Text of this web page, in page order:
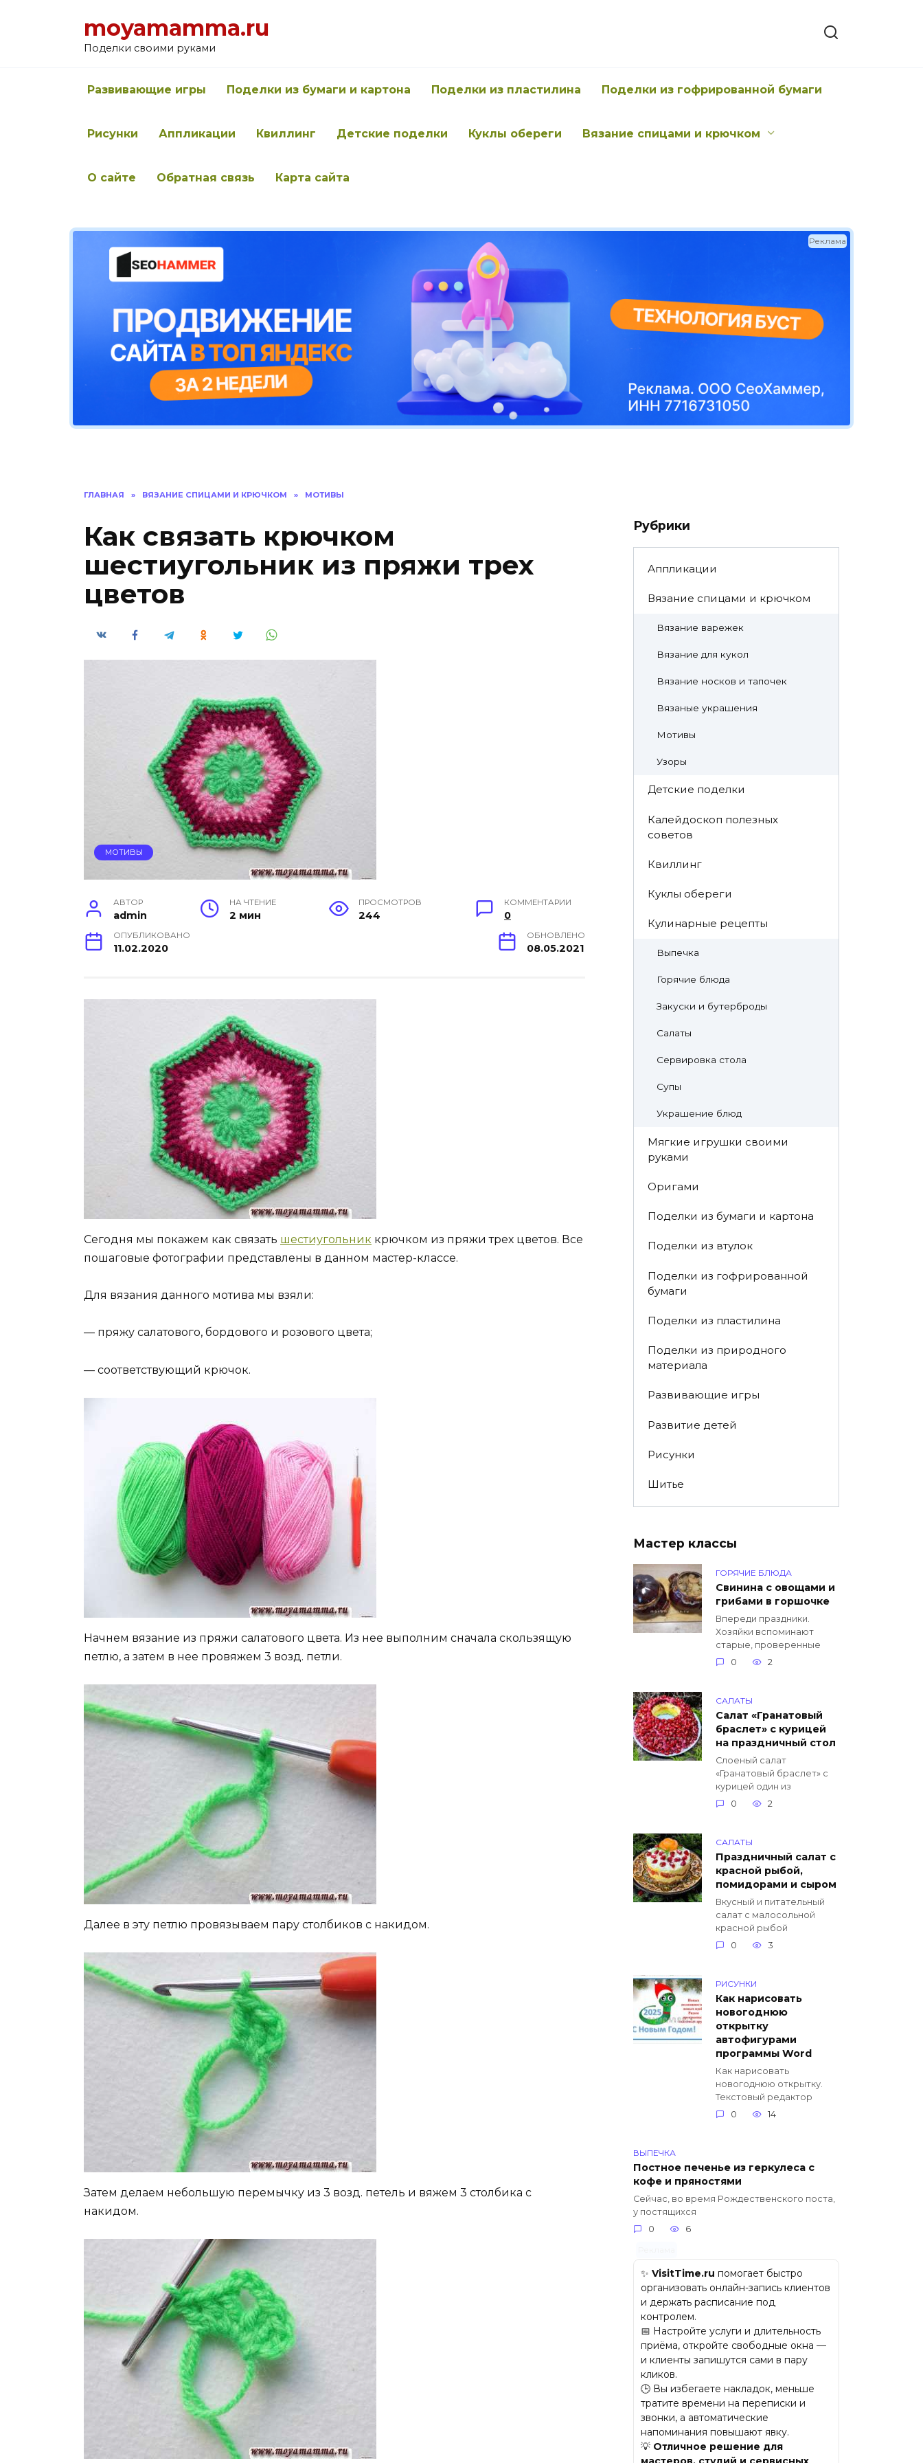
moyamamma.ru
Поделки своими руками
Развивающие игры Поделки из бумаги и картона Поделки из пластилина Поделки из гофрированной бумаги
Рисунки Аппликации Квиллинг Детские поделки Куклы обереги Вязание спицами и крючком
О сайте Обратная связь Карта сайта
Реклама
ГЛАВНАЯ » ВЯЗАНИЕ СПИЦАМИ И КРЮЧКОМ » МОТИВЫ
Как связать крючком
шестиугольник из пряжи трех
цветов
МОТИВЫ
АВТОР
admin
НА ЧТЕНИЕ
2 мин
ПРОСМОТРОВ
244
КОММЕНТАРИИ
0
ОПУБЛИКОВАНО
11.02.2020
ОБНОВЛЕНО
08.05.2021
Сегодня мы покажем как связать шестиугольник крючком из пряжи трех цветов. Все
пошаговые фотографии представлены в данном мастер-классе.
Для вязания данного мотива мы взяли:
— пряжу салатового, бордового и розового цвета;
— соответствующий крючок.
Начнем вязание из пряжи салатового цвета. Из нее выполним сначала скользящую
петлю, а затем в нее провяжем 3 возд. петли.
Далее в эту петлю провязываем пару столбиков с накидом.
Затем делаем небольшую перемычку из 3 возд. петель и вяжем 3 столбика с
накидом.
Рубрики
Аппликации
Вязание спицами и крючком
Вязание варежек
Вязание для кукол
Вязание носков и тапочек
Вязаные украшения
Мотивы
Узоры
Детские поделки
Калейдоскоп полезных
советов
Квиллинг
Куклы обереги
Кулинарные рецепты
Выпечка
Горячие блюда
Закуски и бутерброды
Салаты
Сервировка стола
Супы
Украшение блюд
Мягкие игрушки своими
руками
Оригами
Поделки из бумаги и картона
Поделки из втулок
Поделки из гофрированной
бумаги
Поделки из пластилина
Поделки из природного
материала
Развивающие игры
Развитие детей
Рисунки
Шитье
Мастер классы
ГОРЯЧИЕ БЛЮДА
Свинина с овощами и
грибами в горшочке
Впереди праздники.
Хозяйки вспоминают
старые, проверенные
0
2
САЛАТЫ
Салат «Гранатовый
браслет» с курицей
на праздничный стол
Слоеный салат
«Гранатовый браслет» с
курицей один из
0
2
САЛАТЫ
Праздничный салат с
красной рыбой,
помидорами и сыром
Вкусный и питательный
салат с малосольной
красной рыбой
0
3
РИСУНКИ
Как нарисовать
новогоднюю
открытку
автофигурами
программы Word
Как нарисовать
новогоднюю открытку.
Текстовый редактор
0
14
ВЫПЕЧКА
Постное печенье из геркулеса с
кофе и пряностями
Сейчас, во время Рождественского поста,
у постящихся
0
6
✨ VisitTime.ru помогает быстро
организовать онлайн-запись клиентов
и держать расписание под
контролем.
📅 Настройте услуги и длительность
приёма, откройте свободные окна —
и клиенты запишутся сами в пару
кликов.
🕒 Вы избегаете накладок, меньше
тратите времени на переписки и
звонки, а автоматические
напоминания повышают явку.
💡 Отличное решение для